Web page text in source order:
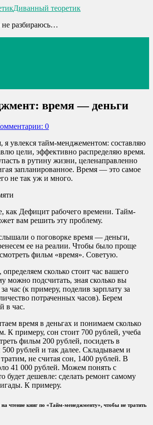
Диванный теоретик
разбираюсь…
время — деньги
0
я увлекся тайм-менджементом: составляю
цели, эффективно распределяю время.
в рутину жизни, целенаправленно
запланированное. Время — это самое
не так уж и много.
как Дефицит рабочего времени. Тайм-
вам решить эту проблему.
о поговорке время — деньги,
ее на реалии. Чтобы было проще
фильм «время». Советую.
сколько стоит час вашего
можно подсчитать, зная сколько вы
час (к примеру, поделив зарплату за
потраченных часов). Берем
в час.
время в деньгах и понимаем сколько
К примеру, сон стоит 700 рублей, учеба
фильм 200 рублей, посидеть в
рублей и так далее. Складываем и
не считая сон, 1400 рублей. В
41 000 рублей. Можем понять с
будет дешевле: сделать ремонт самому
К примеру.
чтение книг по «Тайм-менеджменту», чтобы не тратить